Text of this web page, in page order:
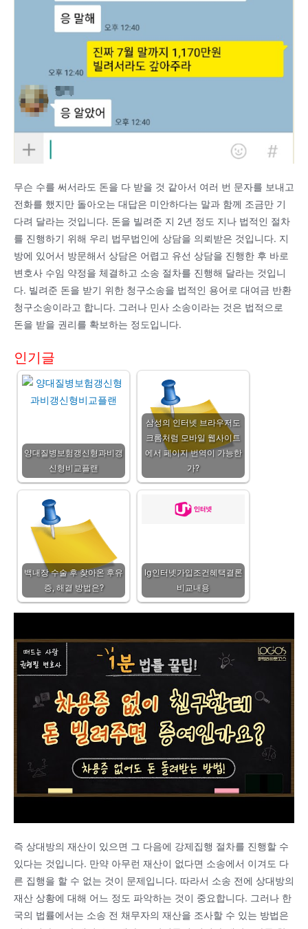
무슨 수를 써서라도 돈을 다 받을 것 같아서 여러 번 문자를 보내고
전화를 했지만 돌아오는 대답은 미안하다는 말과 함께 조금만 기
다려 달라는 것입니다. 돈을 빌려준 지 2년 정도 지나 법적인 절차
를 진행하기 위해 우리 법무법인에 상담을 의뢰받은 것입니다. 지
방에 있어서 방문해서 상담은 어렵고 유선 상담을 진행한 후 바로
변호사 수임 약정을 체결하고 소송 절차를 진행해 달라는 것입니
다. 빌려준 돈을 받기 위한 청구소송을 법적인 용어로 대여금 반환
청구소송이라고 합니다. 그러나 민사 소송이라는 것은 법적으로
돈을 받을 권리를 확보하는 정도입니다.
인기글
양대질병보험갱신형과비갱
신형비교플랜
삼성의 인터넷 브라우저도
크롬처럼 모바일 웹사이트
에서 페이지 번역이 가능한
가?
백내장 수술 후 찾아온 후유
증, 해결 방법은?
lg인터넷가입조건혜택결론
비교내용
즉 상대방의 재산이 있으면 그 다음에 강제집행 절차를 진행할 수
있다는 것입니다. 만약 아무런 재산이 없다면 소송에서 이겨도 다
른 집행을 할 수 없는 것이 문제입니다. 따라서 소송 전에 상대방의
재산 상황에 대해 어느 정도 파악하는 것이 중요합니다. 그러나 한
국의 법률에서는 소송 전 채무자의 재산을 조사할 수 있는 방법은